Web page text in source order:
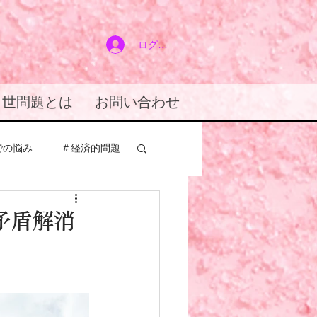
ログイン
問題とは お問い合わせ
の悩み ＃経済的問題
盾解消